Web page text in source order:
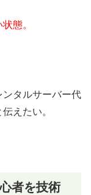
態。
ンタルサーバー代
えたい。
者を技術